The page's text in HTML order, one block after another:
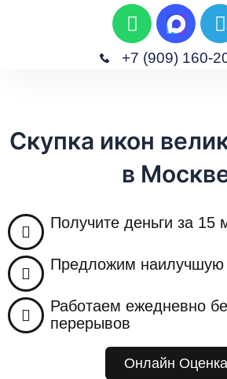
ж
м
W
h
a
t
p
e
l
+7 (909) 160-
u
Скупка икон
в
Получите деньги за 15
Предложим наилучшую
Работаем ежедневно
перерывов
Онлайн Оценка